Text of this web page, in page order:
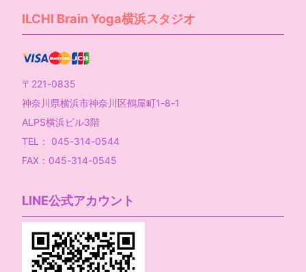
ILCHI Brain Yoga横浜スタジオ
〒221-0835
神奈川県横浜市神奈川区鶴屋町1-8-1
ALPS横浜ビル3階
TEL： 045-314-0544
FAX：045-314-0545
LINE公式アカウント